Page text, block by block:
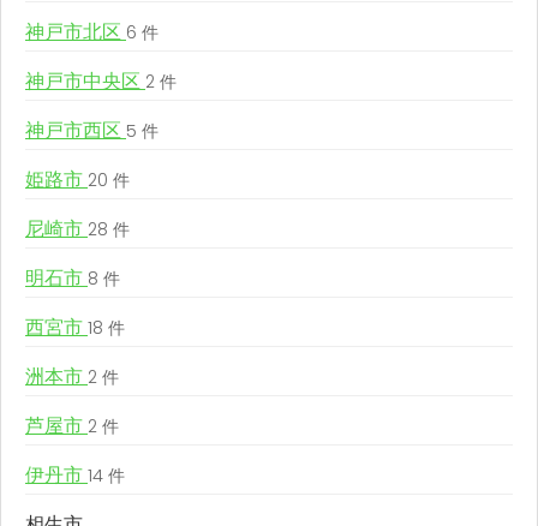
神戸市北区 6 件
神戸市中央区 2 件
神戸市西区 5 件
姫路市 20 件
尼崎市 28 件
明石市 8 件
西宮市 18 件
洲本市 2 件
芦屋市 2 件
伊丹市 14 件